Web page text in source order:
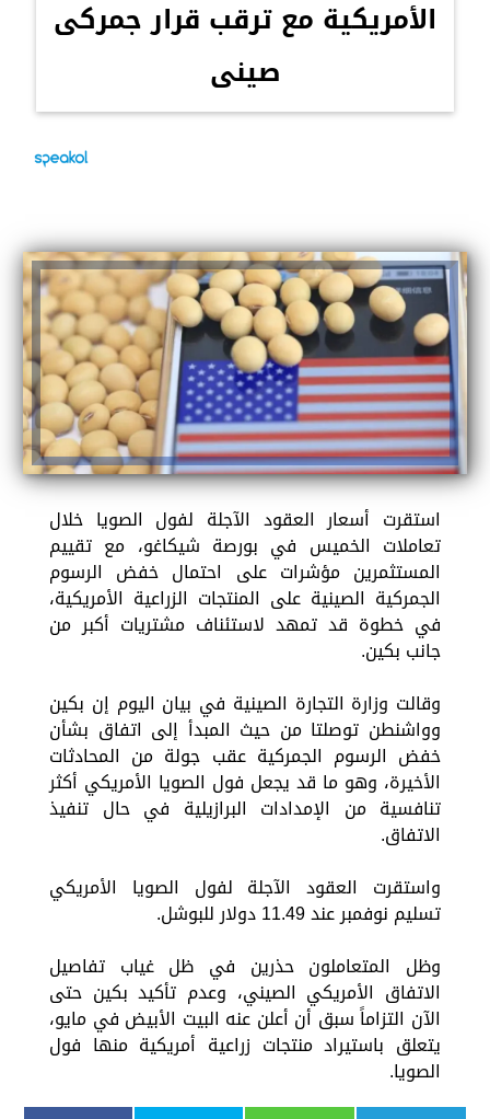
الأمريكية مع ترقب قرار جمركى
صينى
استقرت أسعار العقود الآجلة لفول الصويا خلال
تعاملات الخميس في بورصة شيكاغو، مع تقييم
المستثمرين مؤشرات على احتمال خفض الرسوم
الجمركية الصينية على المنتجات الزراعية الأمريكية،
في خطوة قد تمهد لاستئناف مشتريات أكبر من
جانب بكين.
وقالت وزارة التجارة الصينية في بيان اليوم إن بكين
وواشنطن توصلتا من حيث المبدأ إلى اتفاق بشأن
خفض الرسوم الجمركية عقب جولة من المحادثات
الأخيرة، وهو ما قد يجعل فول الصويا الأمريكي أكثر
تنافسية من الإمدادات البرازيلية في حال تنفيذ
الاتفاق.
واستقرت العقود الآجلة لفول الصويا الأمريكي
تسليم نوفمبر عند 11.49 دولار للبوشل.
وظل المتعاملون حذرين في ظل غياب تفاصيل
الاتفاق الأمريكي الصيني، وعدم تأكيد بكين حتى
الآن التزاماً سبق أن أعلن عنه البيت الأبيض في مايو،
يتعلق باستيراد منتجات زراعية أمريكية منها فول
الصويا.